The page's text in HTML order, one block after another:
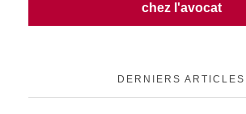
chez l'avocat
DERNIERS ARTICLES